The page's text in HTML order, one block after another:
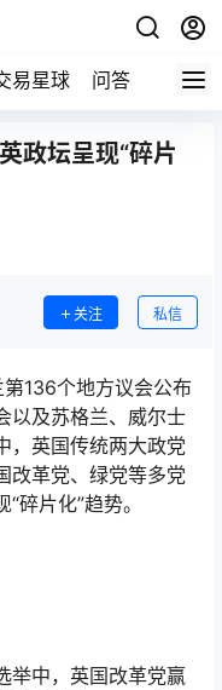
易星球 问答 专题
政坛呈现“碎片
关注 私信
136个地方议会公布
以及苏格兰、威尔士
，英国传统两大政党
改革党、绿党等多党
碎片化”趋势。
中，英国改革党赢